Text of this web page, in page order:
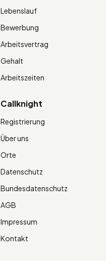
Lebenslauf
Bewerbung
Arbeitsvertrag
Gehalt
Arbeitszeiten
Callknight
Registrierung
Über uns
Orte
Datenschutz
Bundesdatenschutz
AGB
Impressum
Kontakt